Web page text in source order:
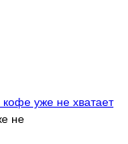
уже не хватает